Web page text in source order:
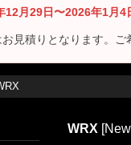
12月29日〜2026年1月
見積りとなります。ご
WRX [